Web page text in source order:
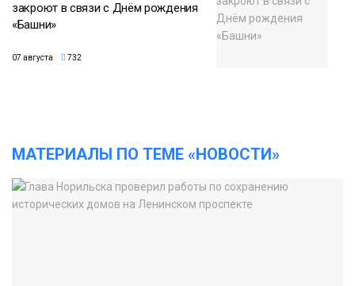
закроют в связи с Днём рождения
«Башни»
07 августа 732
МАТЕРИАЛЫ ПО ТЕМЕ «НОВОСТИ»